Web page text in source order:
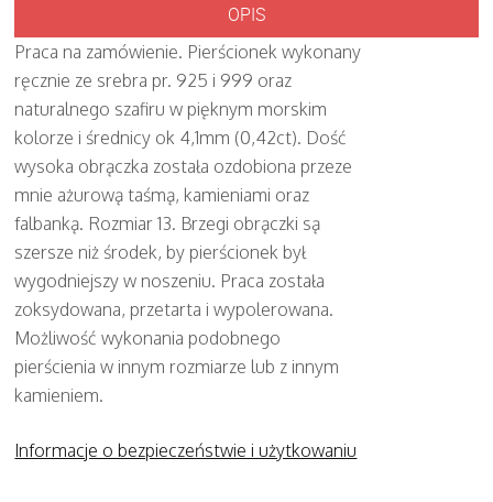
OPIS
Praca na zamówienie. Pierścionek wykonany
ręcznie ze srebra pr. 925 i 999 oraz
naturalnego szafiru w pięknym morskim
kolorze i średnicy ok 4,1mm (0,42ct). Dość
wysoka obrączka została ozdobiona przeze
mnie ażurową taśmą, kamieniami oraz
falbanką. Rozmiar 13. Brzegi obrączki są
szersze niż środek, by pierścionek był
wygodniejszy w noszeniu. Praca została
zoksydowana, przetarta i wypolerowana.
Możliwość wykonania podobnego
pierścienia w innym rozmiarze lub z innym
kamieniem.
Informacje o bezpieczeństwie i użytkowaniu